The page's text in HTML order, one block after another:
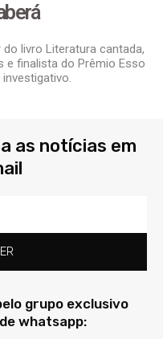
livro Literatura cantada,
e finalista do Prêmio Esso
as notícias em
grupo exclusivo
whatsapp: